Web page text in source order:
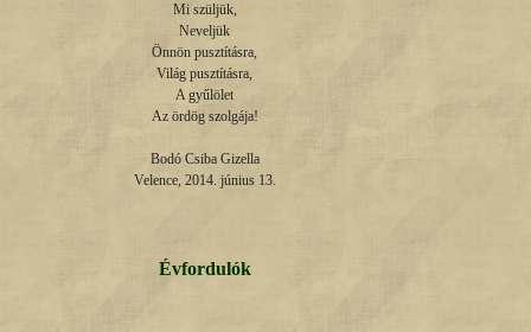
Mi szüljük,
Neveljük
Önnön pusztításra,
Világ pusztításra,
A gyűlölet
Az ördög szolgája!
Bodó Csiba Gizella
Velence, 2014. június 13.
Évfordulók